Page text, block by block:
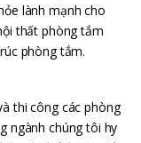
lành mạnh cho
thất phòng tắm
phòng tắm.
thi công các phòng
ngành chúng tôi hy